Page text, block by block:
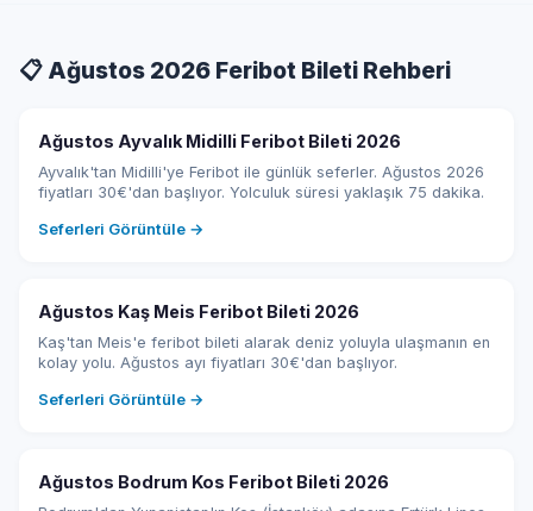
📋 Ağustos 2026 Feribot Bileti Rehberi
Ağustos Ayvalık Midilli Feribot Bileti 2026
Ayvalık'tan Midilli'ye Feribot ile günlük seferler. Ağustos 2026
fiyatları 30€'dan başlıyor. Yolculuk süresi yaklaşık 75 dakika.
Seferleri Görüntüle →
Ağustos Kaş Meis Feribot Bileti 2026
Kaş'tan Meis'e feribot bileti alarak deniz yoluyla ulaşmanın en
kolay yolu. Ağustos ayı fiyatları 30€'dan başlıyor.
Seferleri Görüntüle →
Ağustos Bodrum Kos Feribot Bileti 2026